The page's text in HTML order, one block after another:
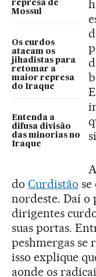
represa de
Mossul
Os curdos
atacam os
jihadistas para
retomar a
maior represa
do Iraque
Entenda a
difusa divisão
das minorias no
Iraque
do Curdistão
nordeste. Daí o
dirigentes
suas portas.
peshmergas se
isso explique
aonde os